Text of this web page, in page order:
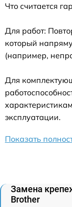
Что считается
Для работ:
который
(например,
Для
эксплуатации.
Показать
Замена
Brother